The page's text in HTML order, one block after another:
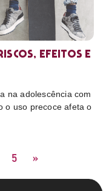
efeitos e
na adolescência com
o uso precoce afeta o
5 »